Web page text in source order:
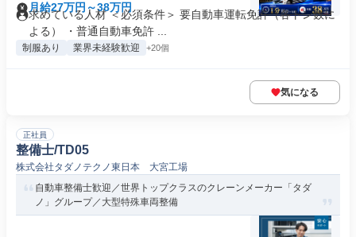
月給27万円～38万円
求めている人材 ＜必須条件＞ 要自動車運転免許（各トン数に
よる） ・普通自動車免許 ...
制服あり 業界未経験歓迎 +20個
気になる
正社員
整備士/TD05
株式会社タダノテクノ東日本 大宮工場
自動車整備士歓迎／世界トップクラスのクレーンメーカー「タダ
ノ」グループ／大型特殊車両整備